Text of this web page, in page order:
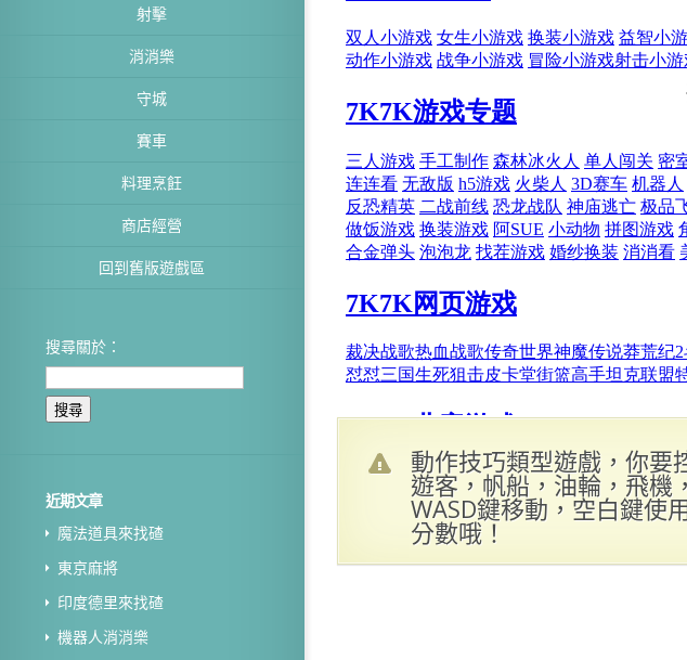
射擊
消消樂
守城
賽車
料理烹飪
商店經營
回到舊版遊戲區
搜尋關於：
近期文章
魔法道具來找碴
東京麻將
印度德里來找碴
機器人消消樂
動作技巧類型遊戲，你要
遊客，帆船，油輪，飛機
WASD鍵移動，空白鍵使
分數哦！